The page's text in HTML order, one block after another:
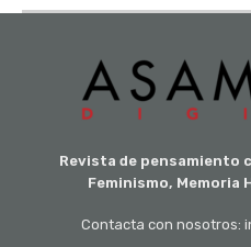
Revista de pensamiento
Feminismo, Memoria
Contacta con nosotros: